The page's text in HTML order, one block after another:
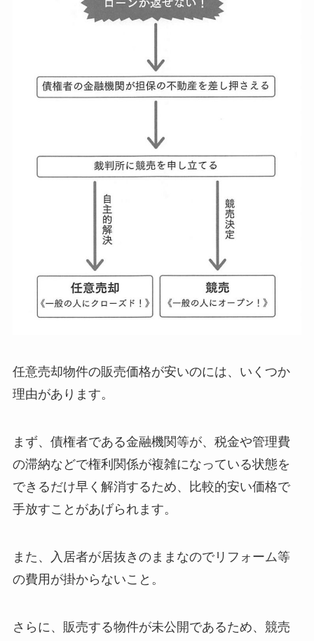
任意売却物件の販売価格が安いのには、いくつか
理由があります。
まず、債権者である金融機関等が、税金や管理費
の滞納などで権利関係が複雑になっている状態を
できるだけ早く解消するため、比較的安い価格で
手放すことがあげられます。
また、入居者が居抜きのままなのでリフォーム等
の費用が掛からないこと。
さらに、販売する物件が未公開であるため、競売